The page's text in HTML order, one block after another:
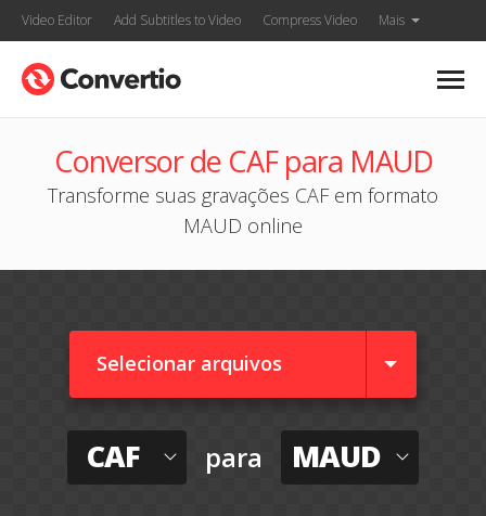
Video Editor Add Subtitles to Video Compress Video Mais
Conversor de CAF para MAUD
Transforme suas gravações CAF em formato
MAUD online
Selecionar arquivos
CAF para MAUD